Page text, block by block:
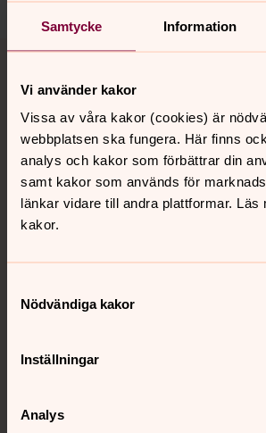
Samtycke Information
Vi använder kakor
Vissa av våra kakor (cookies) är
webbplatsen ska fungera. Här finns
analys och kakor som förbättrar din
samt kakor som används för
länkar vidare till andra plattformar. Läs
kakor.
Nödvändiga kakor
Inställningar
Analys
Tillbaka till toppen
Tillbaka till innehållet
Kontakt
Kalender
Hitta snabbt